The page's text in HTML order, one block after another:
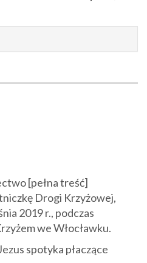
[pełna treść]
Drogi Krzyżowej,
2019 r., podczas
we Włocławku.
spotyka płaczące